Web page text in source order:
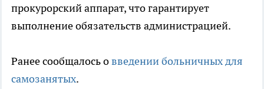
прокурорский аппарат, что гарантирует
выполнение обязательств администрацией.
Ранее сообщалось овведении больничных для
самозанятых.